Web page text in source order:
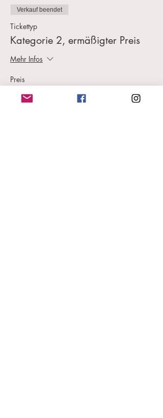
Verkauf beendet
Tickettyp
Kategorie 2, ermäßigter Preis
Mehr Infos
Preis
15,00 €
MwSt.
+0,38 € Ticket-